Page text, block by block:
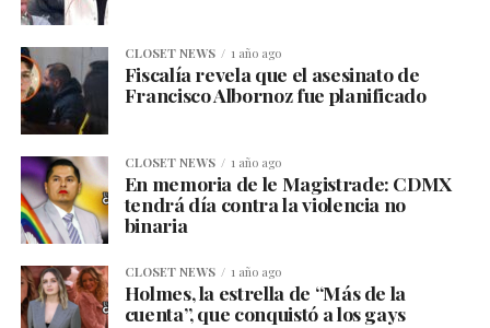
CLOSET NEWS 1 año ago
Fiscalía revela que el asesinato de
Francisco Albornoz fue planificado
CLOSET NEWS 1 año ago
En memoria de le Magistrade: CDMX
tendrá día contra la violencia no
binaria
CLOSET NEWS 1 año ago
Holmes, la estrella de “Más de la
cuenta”, que conquistó a los gays